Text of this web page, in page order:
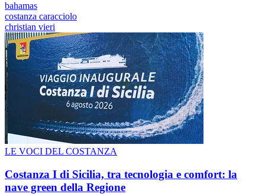
bahamas
costanza caracciolo
christian vieri
LE VOCI DEL COSTANZA
Costanza I di Sicilia, tra tecnologia e comfort: la
nave green della Regione